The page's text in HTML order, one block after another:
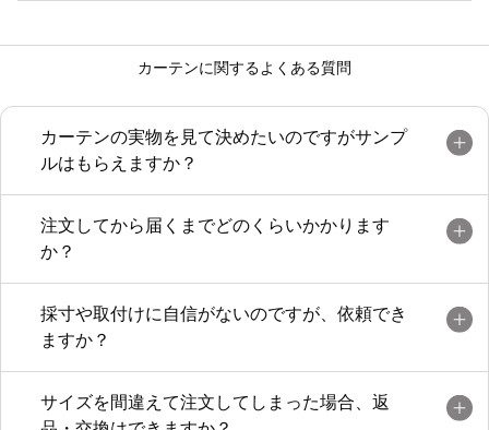
カーテンに関するよくある質問
カーテンの実物を見て決めたいのですがサンプ
ルはもらえますか？
注文してから届くまでどのくらいかかります
か？
採寸や取付けに自信がないのですが、依頼でき
ますか？
サイズを間違えて注文してしまった場合、返